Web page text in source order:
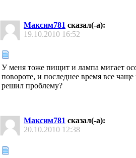
Максим781 сказал(-а):
19.10.2010 16:52
У меня тоже пищит и лампа мигает
повороте, и последнее время все
решил проблему?
Максим781 сказал(-а):
20.10.2010 12:38